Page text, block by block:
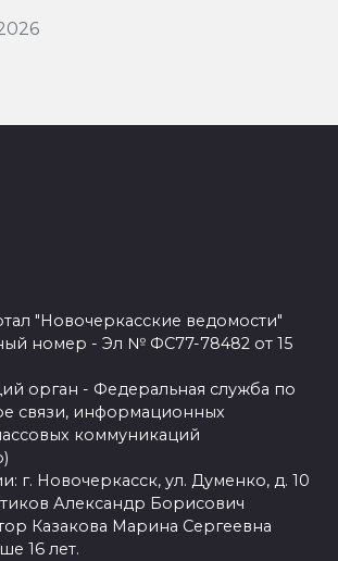
"Новочеркасские ведомости"
номер - Эл № ФС77-78482 от 15
орган - Федеральная служба по
связи, информационных
коммуникаций
г. Новочеркасск, ул. Думенко, д. 10
Александр Борисович
Казакова Марина Сергеевна
16 лет.